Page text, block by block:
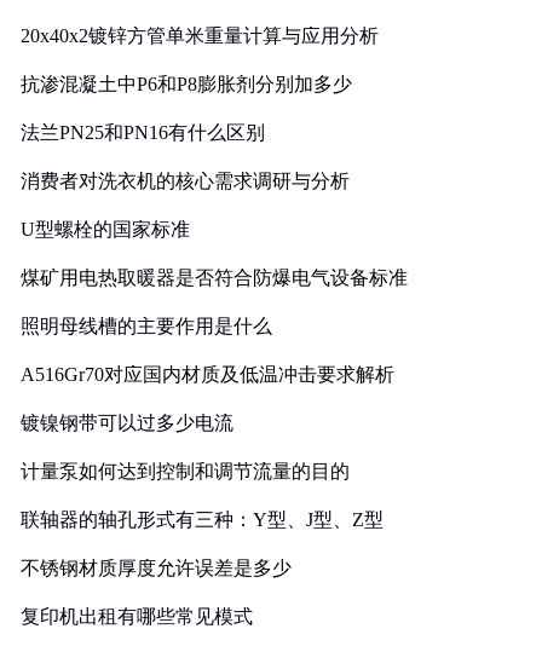
20x40x2镀锌方管单米重量计算与应用分析
抗渗混凝土中P6和P8膨胀剂分别加多少
法兰PN25和PN16有什么区别
消费者对洗衣机的核心需求调研与分析
U型螺栓的国家标准
煤矿用电热取暖器是否符合防爆电气设备标准
照明母线槽的主要作用是什么
A516Gr70对应国内材质及低温冲击要求解析
镀镍钢带可以过多少电流
计量泵如何达到控制和调节流量的目的
联轴器的轴孔形式有三种：Y型、J型、Z型
不锈钢材质厚度允许误差是多少
复印机出租有哪些常见模式